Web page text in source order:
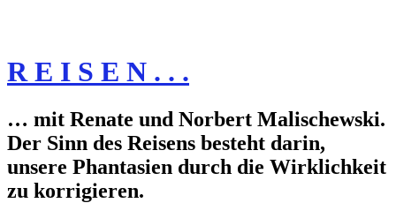
R E I S E N . . .
… mit Renate und Norbert Malischewski.
Der Sinn des Reisens besteht darin,
unsere Phantasien durch die Wirklichkeit
zu korrigieren.